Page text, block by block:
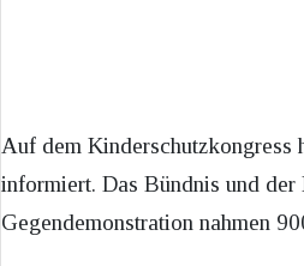
Auf dem Kinderschutzkongress
informiert. Das Bündnis und
Gegendemonstration nahmen